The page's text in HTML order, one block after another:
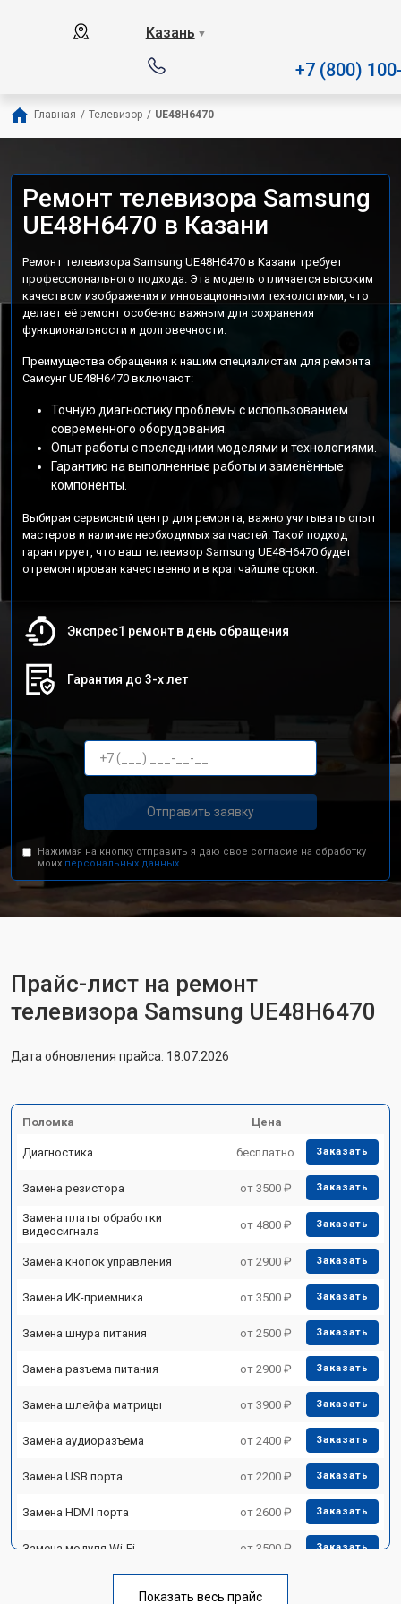
Казань ▼
+7 (800)
Главная / Телевизор / UE48H6470
Ремонт телевизора Samsung
UE48H6470 в Казани
Ремонт телевизора Samsung UE48H6470 в Казани требует
профессионального подхода. Эта модель отличается высоким
качеством изображения и инновационными технологиями, что
делает её ремонт особенно важным для сохранения
функциональности и долговечности.
Преимущества обращения к нашим специалистам для ремонта
Самсунг UE48H6470 включают:
Точную диагностику проблемы с использованием
современного оборудования.
Опыт работы с последними моделями и технологиями.
Гарантию на выполненные работы и заменённые
компоненты.
Выбирая сервисный центр для ремонта, важно учитывать опыт
мастеров и наличие необходимых запчастей. Такой подход
гарантирует, что ваш телевизор Samsung UE48H6470 будет
отремонтирован качественно и в кратчайшие сроки.
Экспрес1 ремонт в день обращения
Гарантия до 3-х лет
Отправить заявку
Нажимая на кнопку отправить я даю свое согласие на обработку
моих персональных данных.
Прайс-лист на ремонт
телевизора Samsung UE48H6470
Дата обновления прайса: 18.07.2026
Поломка Цена
Диагностика бесплатно Заказать
Замена резистора от 3500 ₽ Заказать
Замена платы обработки
видеосигнала
от 4800 ₽ Заказать
Замена кнопок управления от 2900 ₽ Заказать
Замена ИК-приемника от 3500 ₽ Заказать
Замена шнура питания от 2500 ₽ Заказать
Замена разъема питания от 2900 ₽ Заказать
Замена шлейфа матрицы от 3900 ₽ Заказать
Замена аудиоразъема от 2400 ₽ Заказать
Замена USB порта от 2200 ₽ Заказать
Замена HDMI порта от 2600 ₽ Заказать
Замена модуля Wi-Fi от 3500 ₽ Заказать
Показать весь прайс